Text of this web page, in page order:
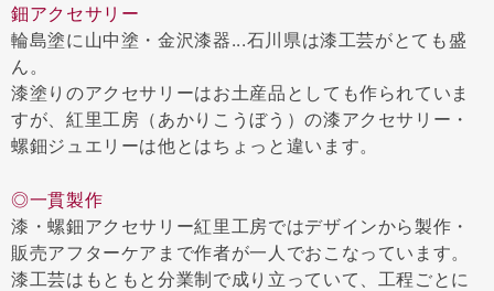
鈿アクセサリー
輪島塗に山中塗・金沢漆器...石川県は漆工芸がとても盛
ん。
漆塗りのアクセサリーはお土産品としても作られていま
すが、紅里工房（あかりこうぼう）の漆アクセサリー・
螺鈿ジュエリーは他とはちょっと違います。
◎一貫製作
漆・螺鈿アクセサリー紅里工房ではデザインから製作・
販売アフターケアまで作者が一人でおこなっています。
漆工芸はもともと分業制で成り立っていて、工程ごとに